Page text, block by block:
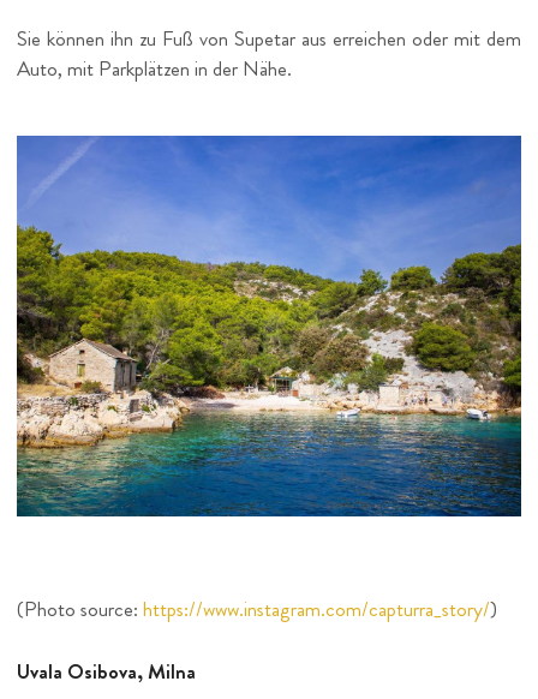
Sie können ihn zu Fuß von Supetar aus erreichen oder mit dem
Auto, mit Parkplätzen in der Nähe.
(Photo source:https://www.instagram.com/capturra_story/)
Uvala Osibova, Milna